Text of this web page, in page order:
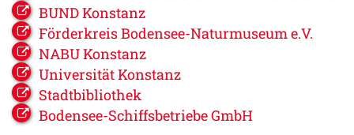
BUND Konstanz
Förderkreis Bodensee-Naturmuseum e.V.
NABU Konstanz
Universität Konstanz
Stadtbibliothek
Bodensee-Schiffsbetriebe GmbH